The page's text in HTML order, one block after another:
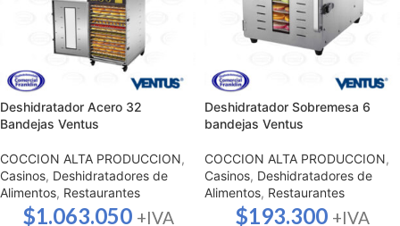
Deshidratador Acero 32
Bandejas Ventus
COCCION ALTA PRODUCCION,
Casinos, Deshidratadores de
Alimentos, Restaurantes
$1.063.050 +IVA
Deshidratador Sobremesa 6
bandejas Ventus
COCCION ALTA PRODUCCION,
Casinos, Deshidratadores de
Alimentos, Restaurantes
$193.300 +IVA